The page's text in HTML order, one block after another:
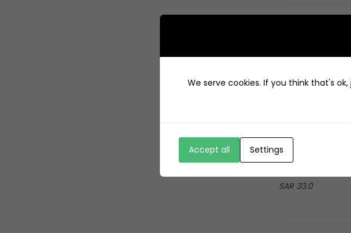
35.0 SAR
33.0 SAR
We serve cookies. If you think that's
Settings
Accept all